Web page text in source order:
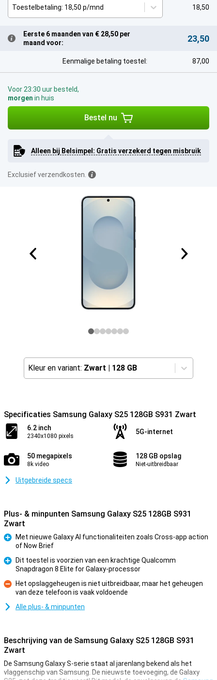
Kleur en variant: Zwart | 128 GB
Toestelbetaling: 18,50 p/mnd 18,50
Eerste 6 maanden van € 28,50 per
maand voor:
23,50
Eenmalige betaling toestel: 87,00
Voor 23:30 uur besteld,
morgen in huis
Bestel nu
Alleen bij Belsimpel: Gratis verzekerd tegen misbruik
Exclusief verzendkosten.
Specificaties Samsung Galaxy S25 128GB S931 Zwart
6.2 inch
2340x1080 pixels
5G-internet
50 megapixels
8k video
128 GB opslag
Niet-uitbreidbaar
Uitgebreide specs
Plus- & minpunten Samsung Galaxy S25 128GB S931
Zwart
Pluspunt
Met nieuwe Galaxy AI functionaliteiten zoals Cross-app action
of Now Brief
Pluspunt
Dit toestel is voorzien van een krachtige Qualcomm
Snapdragon 8 Elite for Galaxy-processor
Minpunt
Het opslaggeheugen is niet uitbreidbaar, maar het geheugen
van deze telefoon is vaak voldoende
Alle plus- & minpunten
Beschrijving van de Samsung Galaxy S25 128GB S931
Zwart
De Samsung Galaxy S-serie staat al jarenlang bekend als het
vlaggenschip van Samsung. De nieuwste toevoeging, de Galaxy